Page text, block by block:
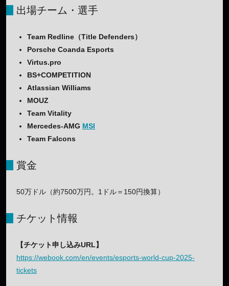
出場チーム・選手
Team Redline（Title Defenders）
Porsche Coanda Esports
Virtus.pro
BS+COMPETITION
Atlassian Williams
MOUZ
Team Vitality
Mercedes-AMG MSI
Team Falcons
賞金
50万ドル（約7500万円。1ドル＝150円換算）
チケット情報
【チケット申し込みURL】
https://webook.com/en/events/esports-world-cup-2025-
tickets